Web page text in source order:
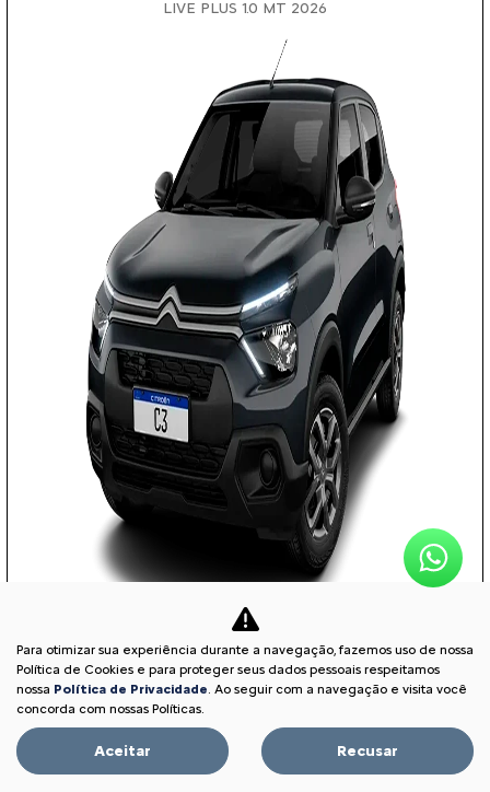
LIVE PLUS 1.0 MT 2026
COM SEU USADO NA TROCA
PESSOA FÍSICA
Para otimizar sua experiência durante a navegação, fazemos uso de nossa
Política de Cookies e para proteger seus dados pessoais respeitamos
nossa Política de Privacidade. Ao seguir com a navegação e visita você
concorda com nossas Políticas.
Aceitar Recusar